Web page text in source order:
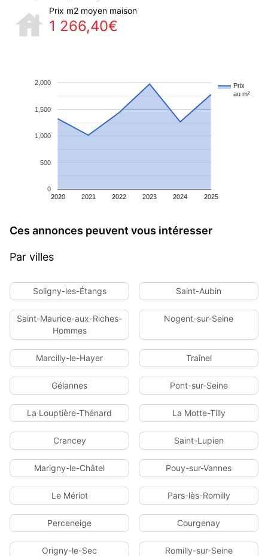
Prix m2 moyen maison
1 266,40€
Prix
au m²
2020 2021 2022 2023 2024 2025
0
500
1,000
1,500
2,000
Ces annonces peuvent vous intéresser
Par villes
Soligny-les-Étangs Saint-Aubin
Saint-Maurice-aux-Riches-
Hommes
Nogent-sur-Seine
Marcilly-le-Hayer Traînel
Gélannes Pont-sur-Seine
La Louptière-Thénard La Motte-Tilly
Crancey Saint-Lupien
Marigny-le-Châtel Pouy-sur-Vannes
Le Mériot Pars-lès-Romilly
Perceneige Courgenay
Origny-le-Sec Romilly-sur-Seine